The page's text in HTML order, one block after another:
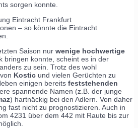
sorgen konnte.
– so könnte die Eintracht
Saison nur wenige hochwertige
bringen konnte, scheint es in der
zu sein. Trotz des wohl
Kostic und vielen Gerüchten zu
einigen bereits feststehenden
spannende Namen (z.B. der junge
) hartnäckig bei den Adlern. Von daher
fast nicht zu prognostizieren. Auch in
4231 über dem 442 mit Raute bis zur